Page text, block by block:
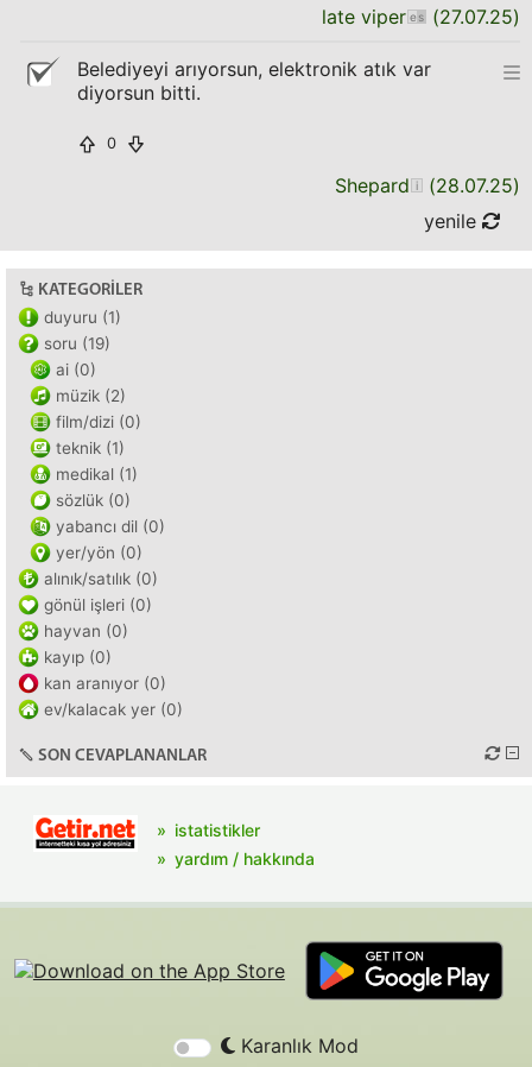
late viper (27.07.25)
Belediyeyi arıyorsun, elektronik atık var
diyorsun bitti.
0
Shepard (28.07.25)
yenile
KATEGORILER
duyuru (1)
soru (19)
ai (0)
müzik (2)
film/dizi (0)
teknik (1)
medikal (1)
sözlük (0)
yabancı dil (0)
yer/yön (0)
alınık/satılık (0)
gönül işleri (0)
hayvan (0)
kayıp (0)
kan aranıyor (0)
ev/kalacak yer (0)
SON CEVAPLANANLAR
istatistikler
yardım / hakkında
Karanlık Mod